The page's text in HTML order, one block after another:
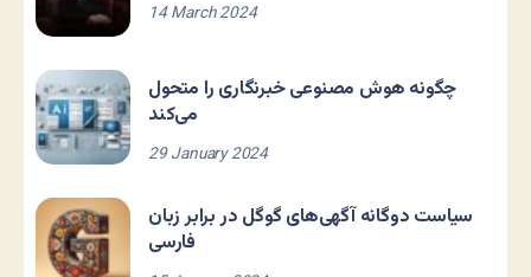
14 March 2024
چگونه هوش مصنوعی خبرنگاری را متحول
می‌کند
29 January 2024
سیاست دوگانه آگهی‌های گوگل در برابر زبان
فارسی